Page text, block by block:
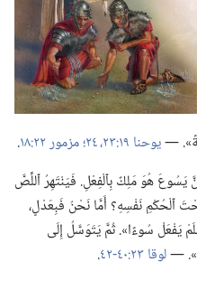
—‏يوحنا ١٩:‏​٢٣،‏ ٢٤؛‏ مزمور ٢٢:‏١٨
‏.‏
هُوَ مَلِكٌ بِٱلْفِعْلِ.‏ فَيَنْتَهِرُ ٱللِّصَّ
تَحْتَ ٱلْحُكْمِ نَفْسِهِ؟‏ أَمَّا نَحْنُ فَبِعَدْلٍ،‏
يَفْعَلْ سُوءًا».‏ ثُمَّ يَتَوَسَّلُ إِلَى
—‏لوقا ٢٣:‏​٤٠-‏٤٢
‏.‏